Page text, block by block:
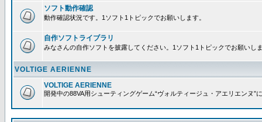
ソフト動作確認
動作確認状況です。1ソフト1トピックでお願いします。
自作ソフトライブラリ
みなさんの自作ソフトを披露してください。1ソフト1トピックでお願いし
VOLTIGE AERIENNE
VOLTIGE AERIENNE
開発中の88VA用シューティングゲーム“ヴォルティージュ・アエリエンヌ”